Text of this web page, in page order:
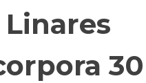
Linares
30